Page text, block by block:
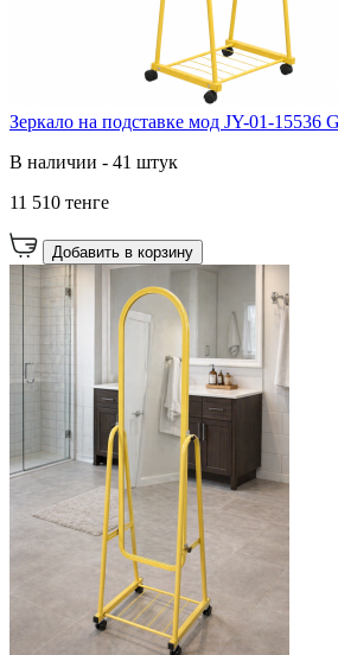
Зеркало на подставке мод JY-01-15536
В наличии - 41 штук
11 510 тенге
Добавить в корзину